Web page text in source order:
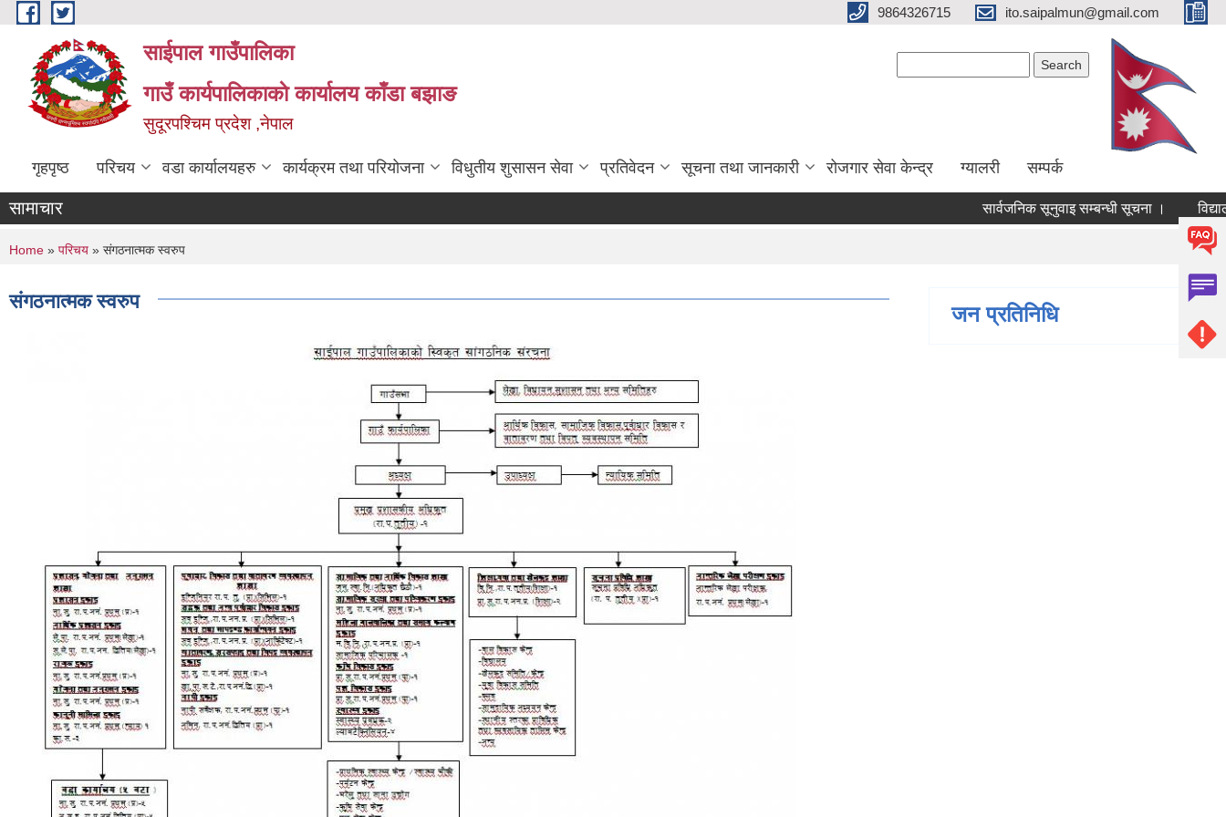
Skip to main content 9864326715 ito.saipalmun@gmail.com
साईपाल गाउँपालिका
गाउँ कार्यपालिकाकाे कार्यालय काँडा बझाङ
सुदूरपश्चिम प्रदेश ,नेपाल
गृहपृष्ठ परिचय वडा कार्यालयहरु कार्यक्रम तथा परियोजना विधुतीय शुसासन सेवा प्रतिवेदन सूचना तथा जानकारी रोजगार सेवा केन्द्र ग्यालरी सम्पर्क
सामाचार सार्वजनिक सूनुवाइ सम्बन्धी सूचना ।
You are here
Home » परिचय » संगठनात्मक स्वरुप
संगठनात्मक स्वरुप
जन प्रतिनिधि